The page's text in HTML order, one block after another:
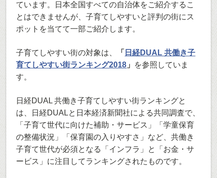
ています。日本全国すべての自治体をご紹介するこ
とはできませんが、子育てしやすいと評判の街にス
ポットを当てて一部ご紹介します。
子育てしやすい街の対象は、 「 日経DUAL 共働き子
育てしやすい街ランキング2018 」 を参照していま
す。
日経DUAL 共働き子育てしやすい街ランキングと
は、日経DUALと日本経済新聞社による共同調査で、
「子育て世代に向けた補助・サービス」「学童保育
の整備状況」「保育園の入りやすさ」など、共働き
子育て世代が必須となる「インフラ」と「お金・サ
ービス」に注目してランキングされたものです。